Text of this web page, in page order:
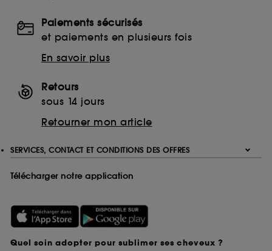
Paiements sécurisés
et paiements en plusieurs fois
En savoir plus
Retours
sous 14 jours
Retourner mon article
SERVICES, CONTACT ET CONDITIONS DES OFFRES
Télécharger notre application
Quel soin adopter pour sublimer ses cheveux ?